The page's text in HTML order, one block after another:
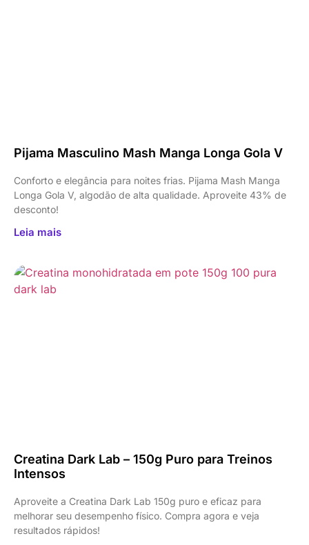
Pijama Masculino Mash Manga Longa Gola V
Conforto e elegância para noites frias. Pijama Mash Manga
Longa Gola V, algodão de alta qualidade. Aproveite 43% de
desconto!
Leia mais
Creatina Dark Lab – 150g Puro para Treinos
Intensos
Aproveite a Creatina Dark Lab 150g puro e eficaz para
melhorar seu desempenho físico. Compra agora e veja
resultados rápidos!